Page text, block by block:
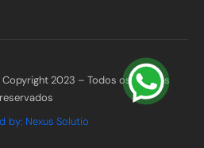
2023 – Todos os direitos
reservados
by: Nexus Solutio